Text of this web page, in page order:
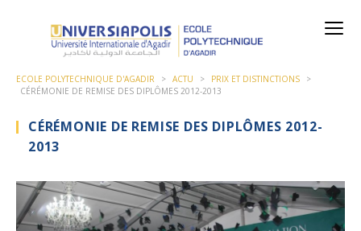
ECOLE POLYTECHNIQUE D'AGADIR > ACTU > PRIX ET DISTINCTIONS
>
CÉRÉMONIE DE REMISE DES DIPLÔMES 2012-2013
CÉRÉMONIE DE REMISE DES DIPLÔMES 2012-
2013